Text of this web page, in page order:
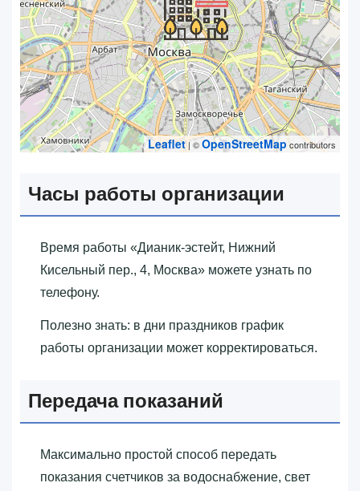
Leaflet| ©OpenStreetMapcontributors
Часы работы организации
Время работы «‎Дианик-эстейт, Нижний
Кисельный пер., 4, Москва»‎ можете узнать по
телефону.
Полезно знать: в дни праздников график
работы организации может корректироваться.
Передача показаний
Максимально простой способ передать
показания счетчиков за водоснабжение, свет